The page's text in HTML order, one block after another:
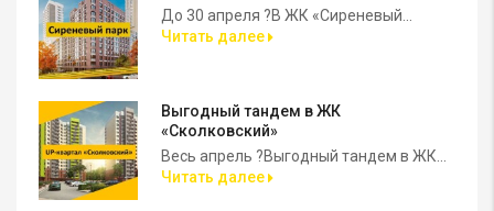
До 30 апреля ?В ЖК «Сиреневый...
Читать далее
Выгодный тандем в ЖК
«Сколковский»
Весь апрель ?Выгодный тандем в ЖК...
Читать далее